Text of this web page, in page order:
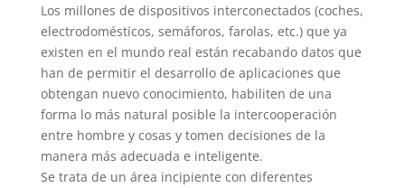
Los millones de dispositivos interconectados (coches,
electrodomésticos, semáforos, farolas, etc.) que ya
existen en el mundo real están recabando datos que
han de permitir el desarrollo de aplicaciones que
obtengan nuevo conocimiento, habiliten de una
forma lo más natural posible la intercooperación
entre hombre y cosas y tomen decisiones de la
manera más adecuada e inteligente.
Se trata de un área incipiente con diferentes